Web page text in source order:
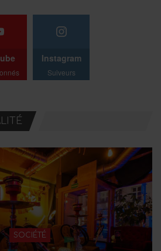
Instagram
Suiveurs
SOCIÉTÉ